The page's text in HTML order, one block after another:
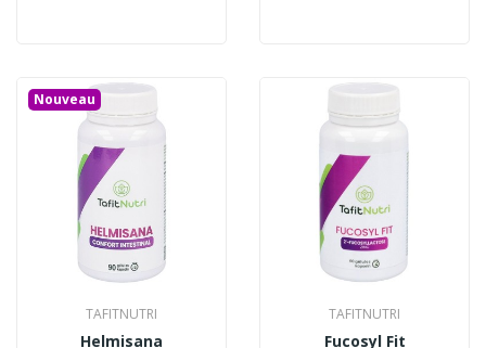
Nouveau
TAFITNUTRI
Helmisana
TAFITNUTRI
Fucosyl Fit